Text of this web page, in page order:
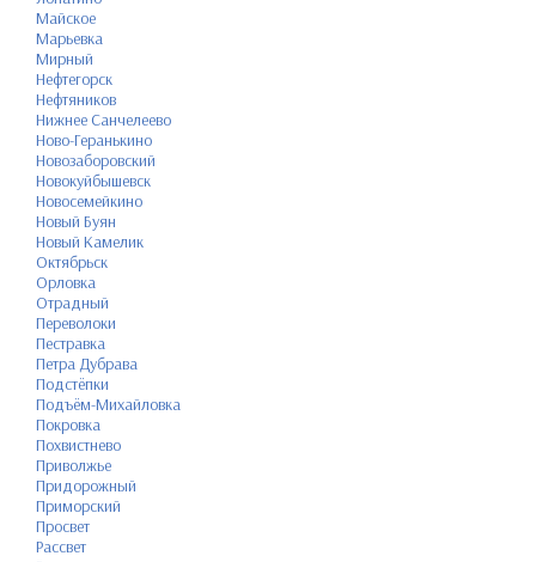
Майское
Марьевка
Мирный
Нефтегорск
Нефтяников
Нижнее Санчелеево
Ново-Геранькино
Новозаборовский
Новокуйбышевск
Новосемейкино
Новый Буян
Новый Камелик
Октябрьск
Орловка
Отрадный
Переволоки
Пестравка
Петра Дубрава
Подстёпки
Подъём-Михайловка
Покровка
Похвистнево
Приволжье
Придорожный
Приморский
Просвет
Рассвет